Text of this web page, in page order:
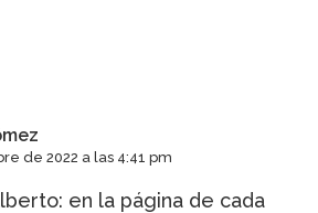
de 2022 a las 4:41 pm
en la página de cada